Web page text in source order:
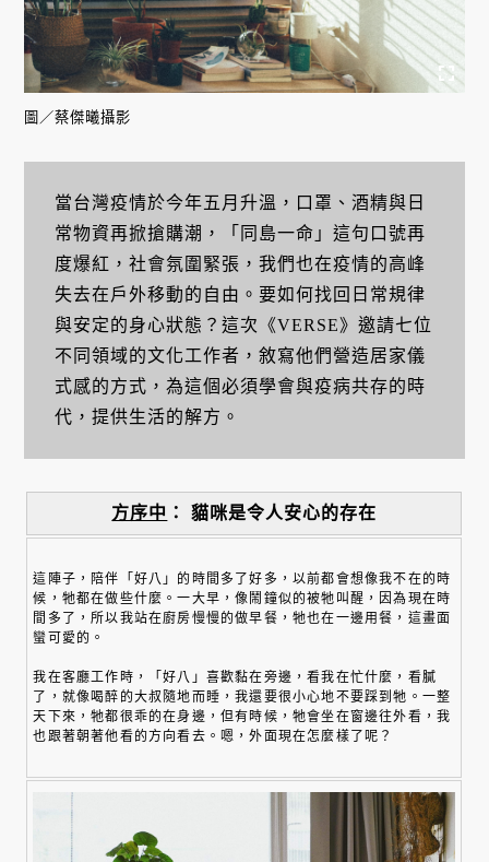
圖／蔡傑曦攝影
當台灣疫情於今年五月升溫，口罩、酒精與日
常物資再掀搶購潮，「同島一命」這句口號再
度爆紅，社會氛圍緊張，我們也在疫情的高峰
失去在戶外移動的自由。要如何找回日常規律
與安定的身心狀態？這次《VERSE》邀請七位
不同領域的文化工作者，敘寫他們營造居家儀
式感的方式，為這個必須學會與疫病共存的時
代，提供生活的解方。
方序中 ： 貓咪是令人安心的存在
這陣子，陪伴「好八」的時間多了好多，以前都會想像我不在的時
候，牠都在做些什麼。一大早，像鬧鐘似的被牠叫醒，因為現在時
間多了，所以我站在廚房慢慢的做早餐，牠也在一邊用餐，這畫面
蠻可愛的。
我在客廳工作時，「好八」喜歡黏在旁邊，看我在忙什麼，看膩
了，就像喝醉的大叔隨地而睡，我還要很小心地不要踩到牠。一整
天下來，牠都很乖的在身邊，但有時候，牠會坐在窗邊往外看，我
也跟著朝著他看的方向看去。嗯，外面現在怎麼樣了呢？